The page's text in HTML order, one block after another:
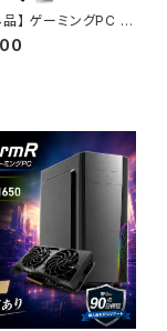
品】 ゲーミングPC デ
PC タワー型 G-Stor
Core i7 第9世代